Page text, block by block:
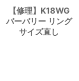
【修理】K18WG
バーバリー リング
サイズ直し